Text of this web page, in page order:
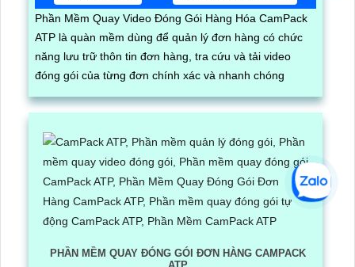
Phần Mềm Quay Video Đóng Gói Hàng Hóa CamPack
ATP là quàn mềm dùng để quản lý đơn hàng có chức
năng lưu trữ thôn tin đơn hàng, tra cứu và tải video
đóng gói của từng đơn chính xác và nhanh chóng
PHẦN MỀM QUAY ĐÓNG GÓI ĐƠN HÀNG CAMPACK